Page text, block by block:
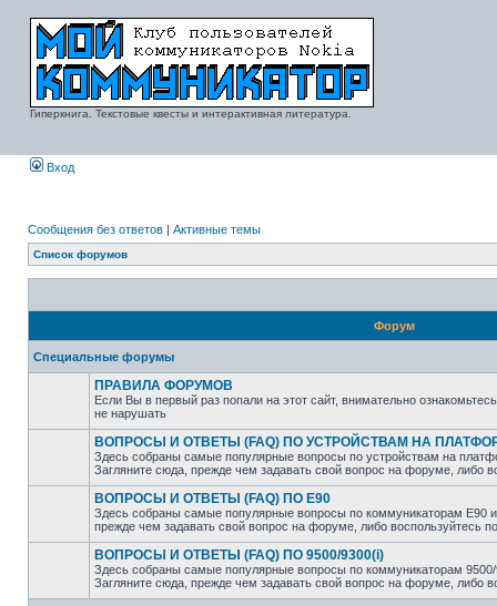
Гиперкнига. Текстовые квесты и интерактивная литература.
Вход
Сообщения без ответов | Активные темы
Список форумов
Форум
Специальные форумы
ПРАВИЛА ФОРУМОВ
Если Вы в первый раз попали на этот сайт, внимательно
не нарушать
ВОПРОСЫ И ОТВЕТЫ (FAQ) ПО УСТРОЙСТВАМ НА
Здесь собраны самые популярные вопросы по устройствам на
Загляните сюда, прежде чем задавать свой вопрос на форуме, либо
ВОПРОСЫ И ОТВЕТЫ (FAQ) ПО E90
Здесь собраны самые популярные вопросы по коммуникаторам E90
прежде чем задавать свой вопрос на форуме, либо воспользуйтесь
ВОПРОСЫ И ОТВЕТЫ (FAQ) ПО 9500/9300(i)
Здесь собраны самые популярные вопросы по коммуникаторам
Загляните сюда, прежде чем задавать свой вопрос на форуме, либо